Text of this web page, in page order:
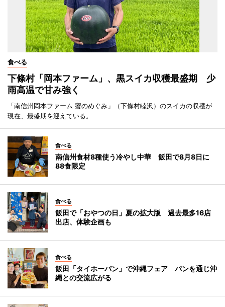
食べる
下條村「岡本ファーム」、黒スイカ収穫最盛期 少
雨高温で甘み強く
「南信州岡本ファーム 蜜のめぐみ」（下條村睦沢）のスイカの収穫が
現在、最盛期を迎えている。
食べる
南信州食材8種使う冷やし中華 飯田で8月8日に
88食限定
食べる
飯田で「おやつの日」夏の拡大版 過去最多16店
出店、体験企画も
食べる
飯田「タイホーパン」で沖縄フェア パンを通じ沖
縄との交流広がる